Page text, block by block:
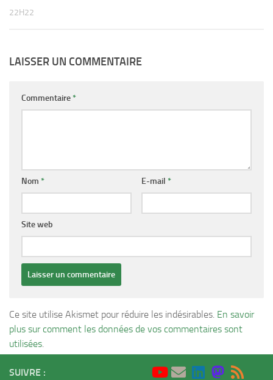
22H22
LAISSER UN COMMENTAIRE
Commentaire*
Nom * E-mail *
Site web
Ce site utilise Akismet pour réduire les indésirables. En savoir
plus sur comment les données de vos commentaires sont
utilisées.
SUIVRE :